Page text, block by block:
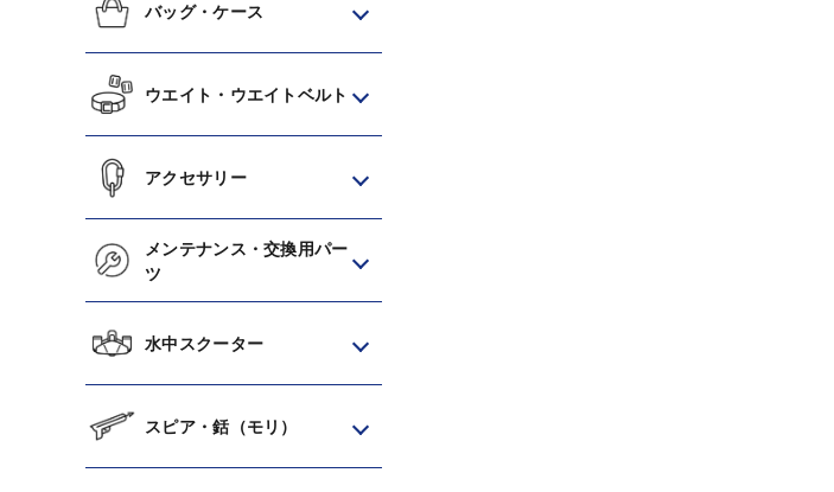
バッグ・ケース
ウエイト・ウエイトベルト
アクセサリー
メンテナンス・交換用パー
ツ
水中スクーター
スピア・銛（モリ）